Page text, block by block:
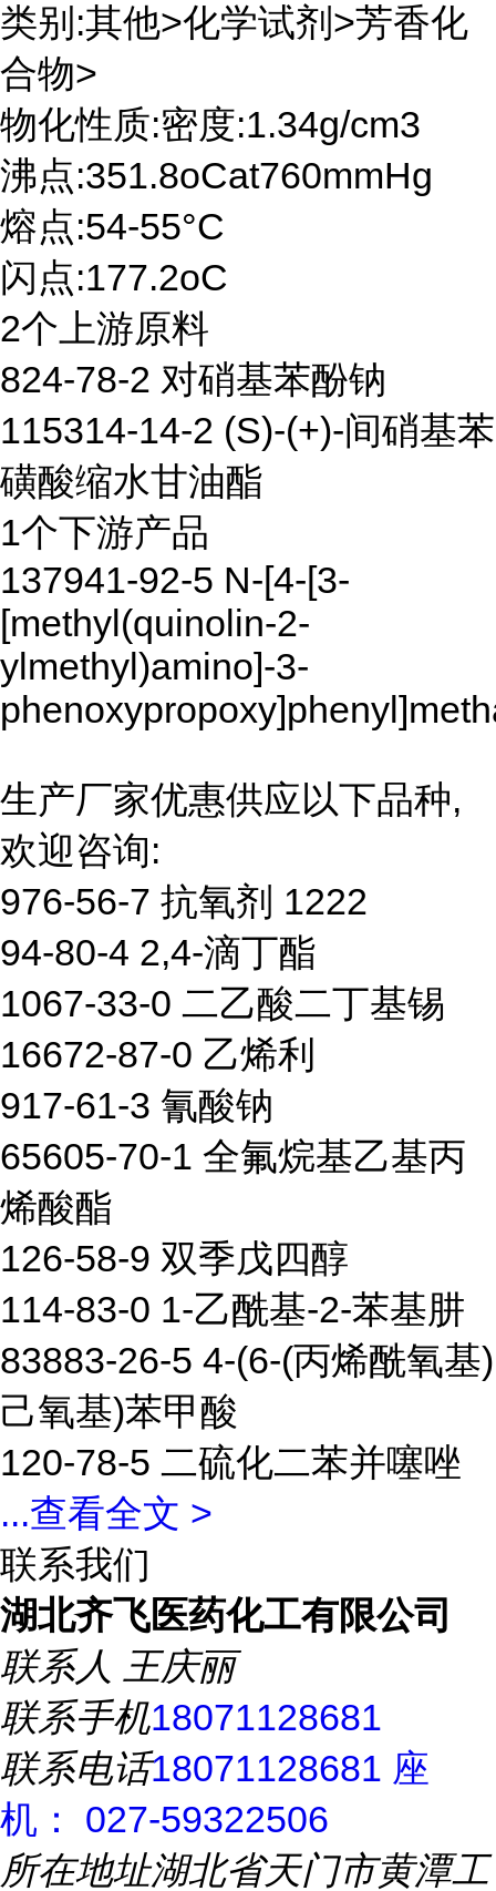
类别:其他>化学试剂>芳香化
合物>
物化性质:密度:1.34g/cm3
沸点:351.8oCat760mmHg
熔点:54-55°C
闪点:177.2oC
2个上游原料
824-78-2 对硝基苯酚钠
115314-14-2 (S)-(+)-间硝基苯
磺酸缩水甘油酯
1个下游产品
137941-92-5 N-[4-[3-
[methyl(quinolin-2-
ylmethyl)amino]-3-
生产厂家优惠供应以下品种,
欢迎咨询:
976-56-7 抗氧剂 1222
94-80-4 2,4-滴丁酯
1067-33-0 二乙酸二丁基锡
16672-87-0 乙烯利
917-61-3 氰酸钠
65605-70-1 全氟烷基乙基丙
烯酸酯
126-58-9 双季戊四醇
114-83-0 1-乙酰基-2-苯基肼
83883-26-5 4-(6-(丙烯酰氧基)
己氧基)苯甲酸
120-78-5 二硫化二苯并噻唑
...查看全文 >
联系我们
湖北齐飞医药化工有限公司
联系人 王庆丽
联系手机18071128681
联系电话18071128681 座
机： 027-59322506
所在地址湖北省天门市黄潭工